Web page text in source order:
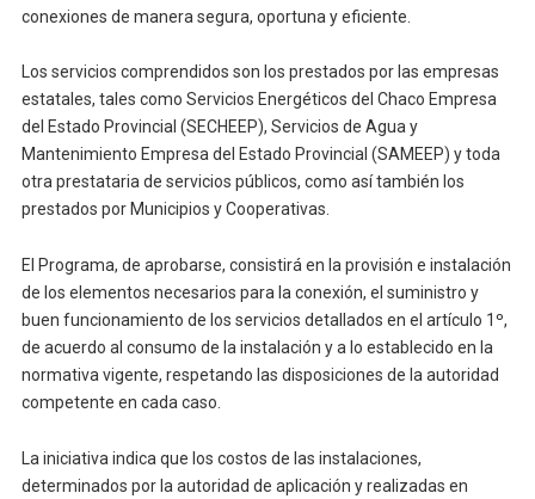
conexiones de manera segura, oportuna y eficiente.
Los servicios comprendidos son los prestados por las empresas
estatales, tales como Servicios Energéticos del Chaco Empresa
del Estado Provincial (SECHEEP), Servicios de Agua y
Mantenimiento Empresa del Estado Provincial (SAMEEP) y toda
otra prestataria de servicios públicos, como así también los
prestados por Municipios y Cooperativas.
El Programa, de aprobarse, consistirá en la provisión e instalación
de los elementos necesarios para la conexión, el suministro y
buen funcionamiento de los servicios detallados en el artículo 1º,
de acuerdo al consumo de la instalación y a lo establecido en la
normativa vigente, respetando las disposiciones de la autoridad
competente en cada caso.
La iniciativa indica que los costos de las instalaciones,
determinados por la autoridad de aplicación y realizadas en